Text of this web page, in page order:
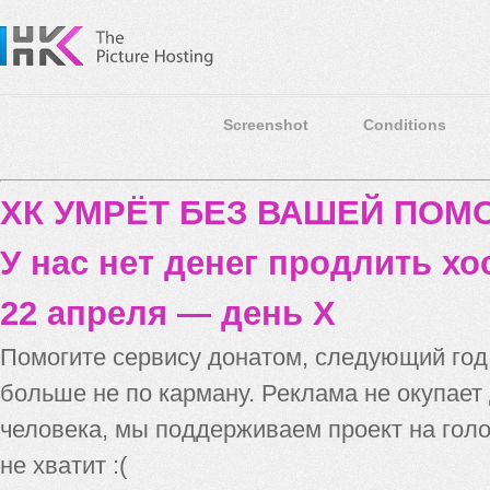
Screenshot Conditions
ХК УМРЁТ БЕЗ ВАШЕЙ
У нас нет денег продлить
22 апреля — день X
Помогите сервису донатом, следующий
больше не по карману. Реклама не
человека, мы поддерживаем проект на
не хватит :(